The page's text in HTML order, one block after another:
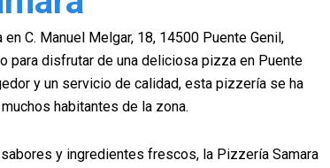
C. Manuel Melgar, 18, 14500 Puente Genil,
para disfrutar de una deliciosa pizza en Puente
y un servicio de calidad, esta pizzería se ha
habitantes de la zona.
y ingredientes frescos, la Pizzería Samara